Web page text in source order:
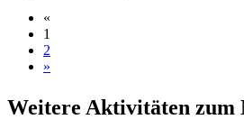
«
1
2
»
Weitere Aktivitäten zum